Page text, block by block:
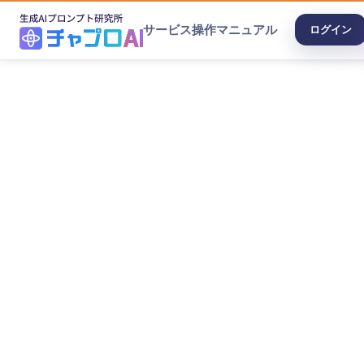
サービス操作マニュアル ログイン